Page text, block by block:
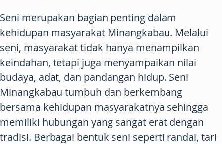
Seni merupakan bagian penting dalam
kehidupan masyarakat Minangkabau. Melalui
seni, masyarakat tidak hanya menampilkan
keindahan, tetapi juga menyampaikan nilai
budaya, adat, dan pandangan hidup. Seni
Minangkabau tumbuh dan berkembang
bersama kehidupan masyarakatnya sehingga
memiliki hubungan yang sangat erat dengan
tradisi. Berbagai bentuk seni seperti randai, tari